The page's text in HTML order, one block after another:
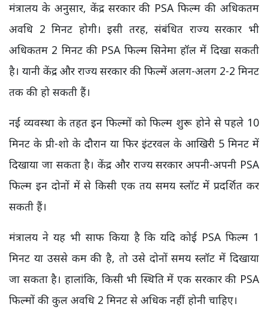
मंत्रालय के अनुसार, केंद्र सरकार की PSA फिल्म की अधिकतम
अवधि 2 मिनट होगी। इसी तरह, संबंधित राज्य सरकार भी
अधिकतम 2 मिनट की PSA फिल्म सिनेमा हॉल में दिखा सकती
है। यानी केंद्र और राज्य सरकार की फिल्में अलग-अलग 2-2 मिनट
तक की हो सकती हैं।
नई व्यवस्था के तहत इन फिल्मों को फिल्म शुरू होने से पहले 10
मिनट के प्री-शो के दौरान या फिर इंटरवल के आखिरी 5 मिनट में
दिखाया जा सकता है। केंद्र और राज्य सरकार अपनी-अपनी PSA
फिल्म इन दोनों में से किसी एक तय समय स्लॉट में प्रदर्शित कर
सकती हैं।
मंत्रालय ने यह भी साफ किया है कि यदि कोई PSA फिल्म 1
मिनट या उससे कम की है, तो उसे दोनों समय स्लॉट में दिखाया
जा सकता है। हालांकि, किसी भी स्थिति में एक सरकार की PSA
फिल्मों की कुल अवधि 2 मिनट से अधिक नहीं होनी चाहिए।